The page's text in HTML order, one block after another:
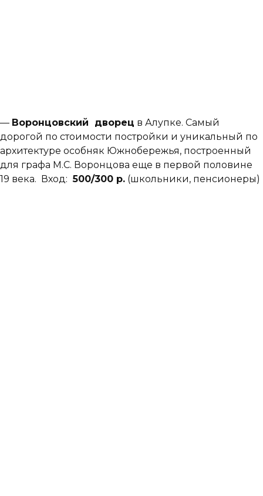
— Воронцовский дворец в Алупке. Самый
дорогой по стоимости постройки и уникальный по
архитектуре особняк Южнобережья, построенный
для графа М.С. Воронцова еще в первой половине
19 века. Вход: 500/300 р. (школьники, пенсионеры)